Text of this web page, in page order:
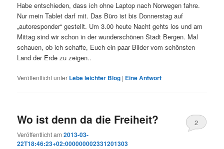
Habe entschieden, dass ich ohne Laptop nach Norwegen fahre.
Nur mein Tablet darf mit. Das Büro ist bis Donnerstag auf
„autoresponder“ gestellt. Um 3.00 heute Nacht gehts los und am
Mittag sind wir schon in der wunderschönen Stadt Bergen. Mal
schauen, ob ich schaffe, Euch ein paar Bilder vom schönsten
Land der Erde zu zeigen..
Veröffentlicht unter Lebe leichter Blog | EineAntwort
Wo ist denn da die Freiheit?
Veröffentlicht am2013-03-
22T18:46:23+02:000000002331201303
2